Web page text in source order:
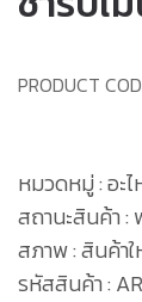
PRODUCT
หมวดหมู่ : อะ
สถานะสินค้า :
สภาพ : สินค้า
รหัสสินค้า :